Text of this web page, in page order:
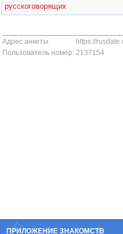
русскоговорящих
Адрес анкеты:
https://
Пользователь номер: 2137154
ПРИЛОЖЕНИЕ ЗНАКОМСТВ